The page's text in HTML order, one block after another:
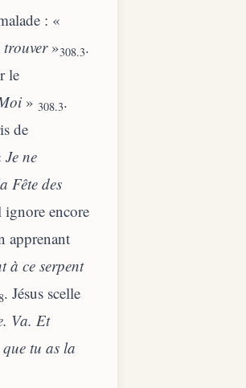
: «
»308.3.
le
» 308.3.
de
Je ne
Fête des
encore
apprenant
à ce serpent
. Jésus scelle
Va. Et
tu as la